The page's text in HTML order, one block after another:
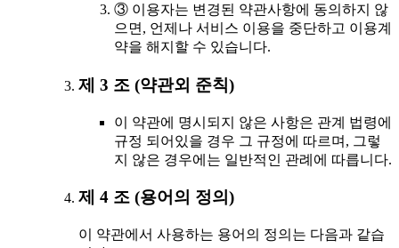
③ 이용자는 변경된 약관사항에 동의하지 않
으면, 언제나 서비스 이용을 중단하고 이용계
약을 해지할 수 있습니다.
제 3 조 (약관외 준칙)
이 약관에 명시되지 않은 사항은 관계 법령에
규정 되어있을 경우 그 규정에 따르며, 그렇
지 않은 경우에는 일반적인 관례에 따릅니다.
제 4 조 (용어의 정의)
이 약관에서 사용하는 용어의 정의는 다음과 같습